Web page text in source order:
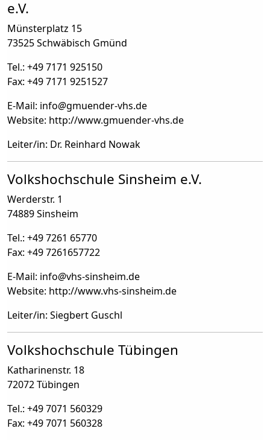
e.V.
Münsterplatz 15
73525 Schwäbisch Gmünd
Tel.: +49 7171 925150
Fax: +49 7171 9251527
E-Mail: info@gmuender-vhs.de
Website: http://www.gmuender-vhs.de
Leiter/in: Dr. Reinhard Nowak
Volkshochschule Sinsheim e.V.
Werderstr. 1
74889 Sinsheim
Tel.: +49 7261 65770
Fax: +49 7261657722
E-Mail: info@vhs-sinsheim.de
Website: http://www.vhs-sinsheim.de
Leiter/in: Siegbert Guschl
Volkshochschule Tübingen
Katharinenstr. 18
72072 Tübingen
Tel.: +49 7071 560329
Fax: +49 7071 560328